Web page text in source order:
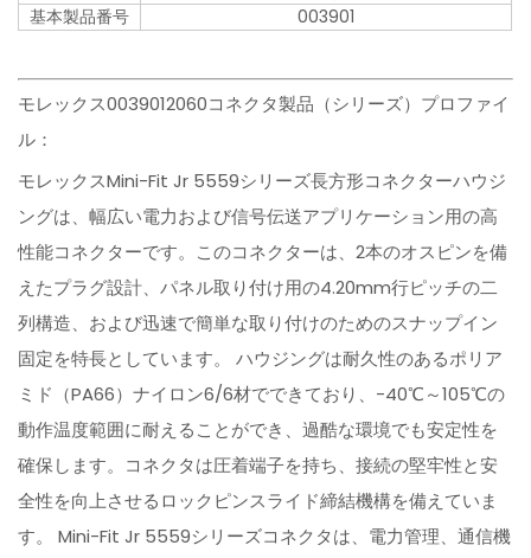
基本製品番号
003901
モレックス0039012060コネクタ製品（シリーズ）プロファイ
ル：
モレックスMini-Fit Jr 5559シリーズ長方形コネクターハウジ
ングは、幅広い電力および信号伝送アプリケーション用の高
性能コネクターです。このコネクターは、2本のオスピンを備
えたプラグ設計、パネル取り付け用の4.20mm行ピッチの二
列構造、および迅速で簡単な取り付けのためのスナップイン
固定を特長としています。 ハウジングは耐久性のあるポリア
ミド（PA66）ナイロン6/6材でできており、-40℃～105℃の
動作温度範囲に耐えることができ、過酷な環境でも安定性を
確保します。コネクタは圧着端子を持ち、接続の堅牢性と安
全性を向上させるロックピンスライド締結機構を備えていま
す。 Mini-Fit Jr 5559シリーズコネクタは、電力管理、通信機